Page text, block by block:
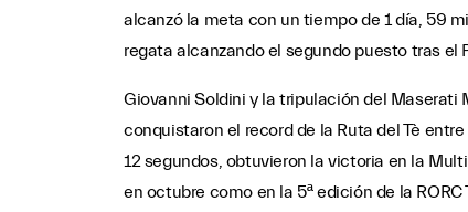
alcanzó la meta con un tiempo de 1 día, 59
regata alcanzando el segundo puesto tras el
Giovanni Soldini y la tripulación del
conquistaron el record de la Ruta del Tè
12 segundos, obtuvieron la victoria en la
en octubre como en la 5ª edición de la